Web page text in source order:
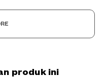
produk ini